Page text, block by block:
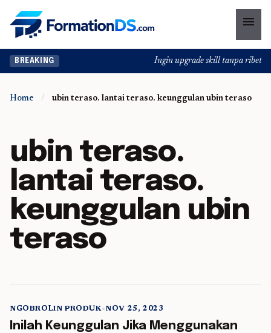
menu
BREAKING Ingin upgrade skill tanpa ribet?
Home / ubin teraso. lantai teraso. keunggulan ubin teraso
ubin teraso.
lantai teraso.
keunggulan ubin
teraso
5 min read
NGOBROLIN PRODUK•NOV 25, 2023
Inilah Keunggulan Jika Menggunakan